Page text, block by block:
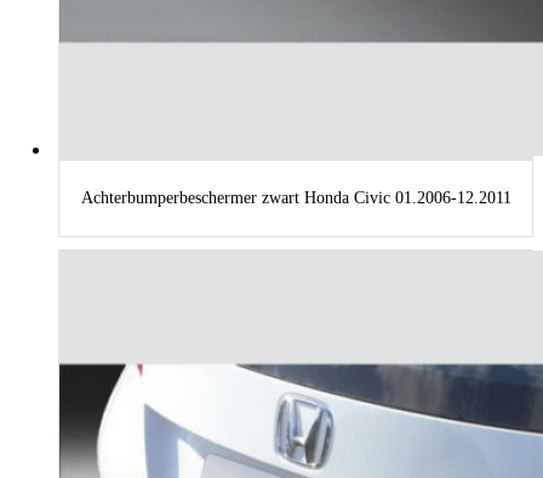
Achterbumperbeschermer zwart Honda Civic 01.2006-12.2011